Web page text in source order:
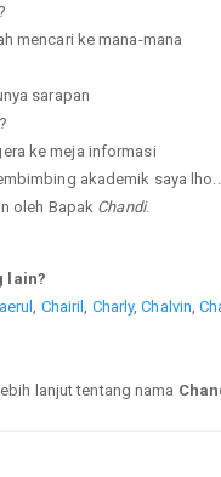
mencari ke mana-mana
sarapan
ke meja informasi
akademik saya lho..
oleh Bapak Chandi.
lain?
Chairil Charly,Chalvin ,
lanjut tentang nama